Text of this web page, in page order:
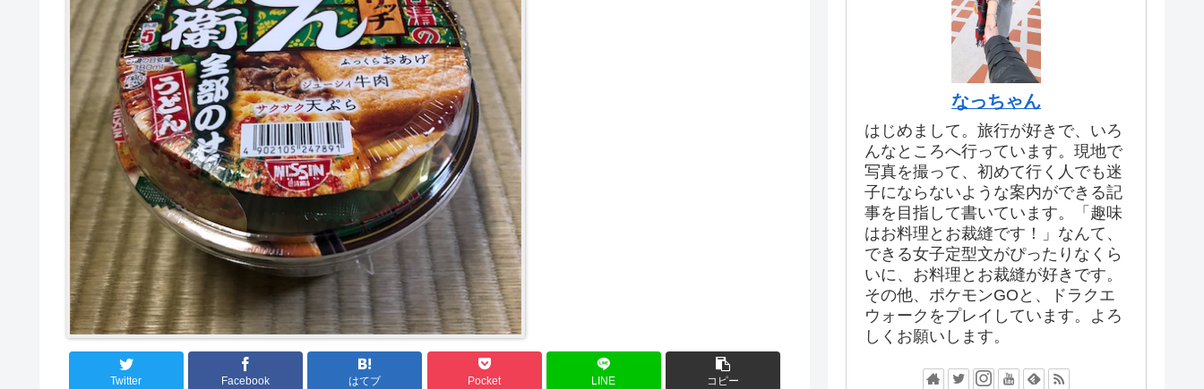
Twitter Facebook はてブ Pocket LINE コピー
なっちゃん
はじめまして。旅行が好きで、いろ
んなところへ行っています。現地で
写真を撮って、初めて行く人でも迷
子にならないような案内ができる記
事を目指して書いています。「趣味
はお料理とお裁縫です！」なんて、
できる女子定型文がぴったりなくら
いに、お料理とお裁縫が好きです。
その他、ポケモンGOと、ドラクエ
ウォークをプレイしています。よろ
しくお願いします。